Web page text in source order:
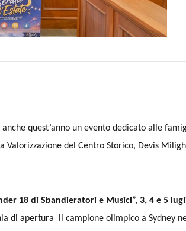
anche quest’anno un evento dedicato alle
Valorizzazione del Centro Storico, Devis
18 di Sbandieratori e Musici”, 3, 4 e 5
di apertura
il campione olimpico a Sydney